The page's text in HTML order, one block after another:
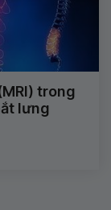
trong
lưng